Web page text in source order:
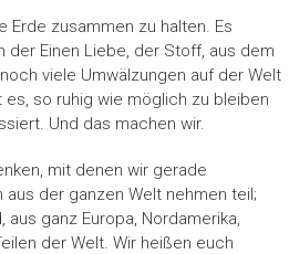
Erde zusammen zu halten. Es
der Einen Liebe, der Stoff, aus dem
viele Umwälzungen auf der Welt
so ruhig wie möglich zu bleiben
Und das machen wir.
mit denen wir gerade
der ganzen Welt nehmen teil;
aus ganz Europa, Nordamerika,
der Welt. Wir heißen euch